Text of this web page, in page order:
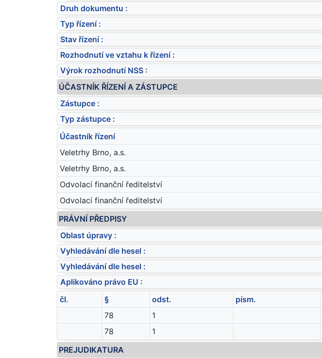
Druh dokumentu :
Typ řízení :
Stav řízení :
Rozhodnutí ve vztahu k řízení :
Výrok rozhodnutí NSS :
ÚČASTNÍK ŘÍZENÍ A ZÁSTUPCE
Zástupce :
Typ zástupce :
Účastník řízení
Veletrhy Brno, a.s.
Veletrhy Brno, a.s.
Odvolací finanční ředitelství
Odvolací finanční ředitelství
PRÁVNÍ PŘEDPISY
Oblast úpravy :
Vyhledávání dle hesel :
Vyhledávání dle hesel :
Aplikováno právo EU :
čl.
§ odst. písm.
78
1
78
1
PREJUDIKATURA